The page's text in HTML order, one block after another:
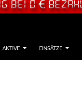
AKTIVE EINSÄTZE